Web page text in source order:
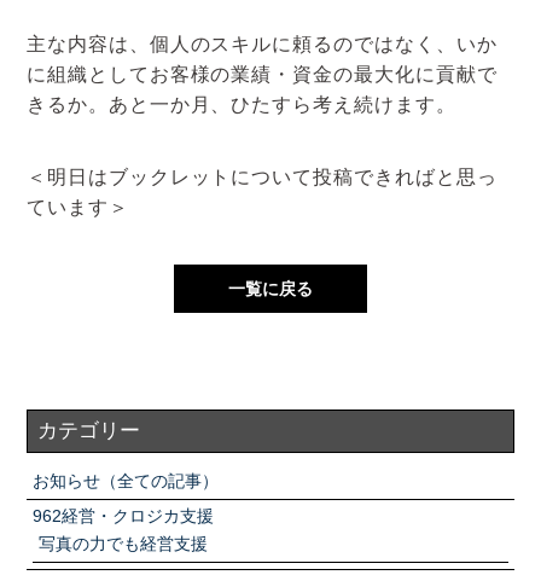
主な内容は、個人のスキルに頼るのではなく、いか
に組織としてお客様の業績・資金の最大化に貢献で
きるか。あと一か月、ひたすら考え続けます。
＜明日はブックレットについて投稿できればと思っ
ています＞
一覧に戻る
カテゴリー
お知らせ（全ての記事）
962経営・クロジカ支援
写真の力でも経営支援